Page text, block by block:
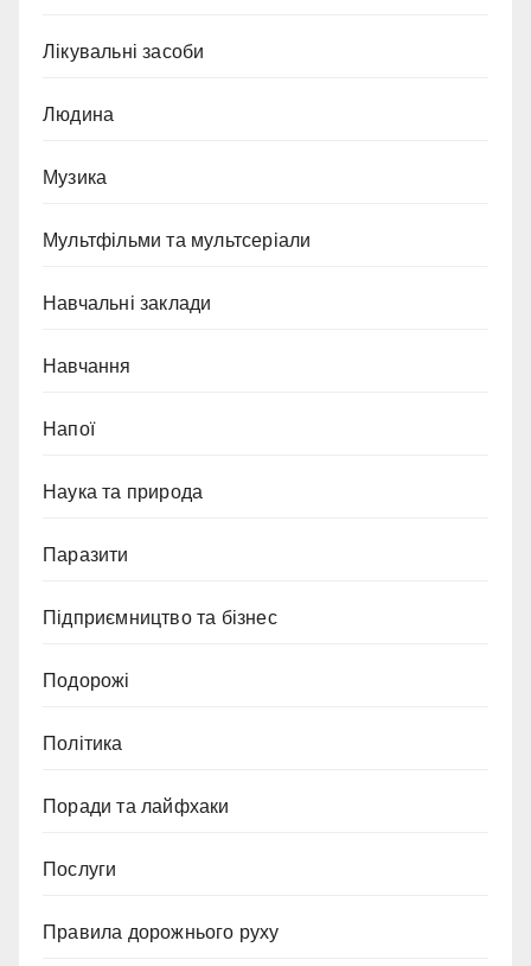
Лікувальні засоби
Людина
Музика
Мультфільми та мультсеріали
Навчальні заклади
Навчання
Напої
Наука та природа
Паразити
Підприємництво та бізнес
Подорожі
Політика
Поради та лайфхаки
Послуги
Правила дорожнього руху